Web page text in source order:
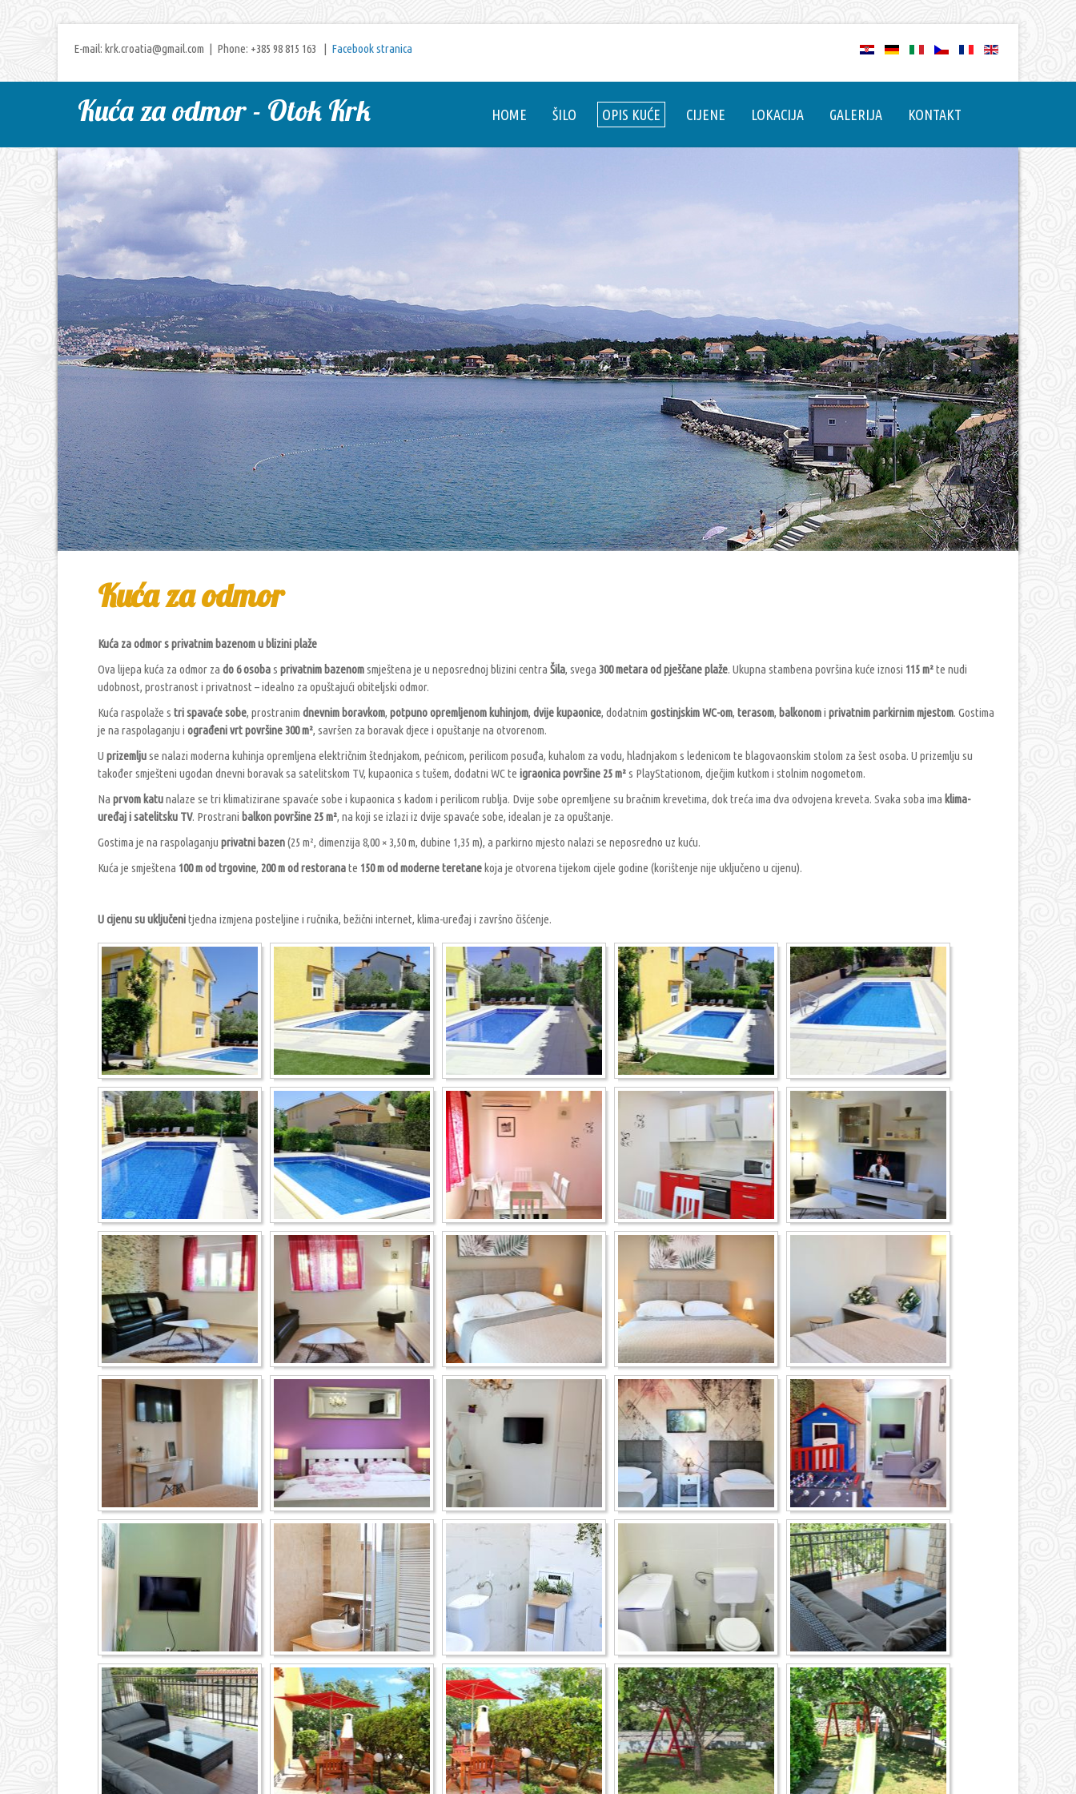
E-mail: krk.croatia@gmail.com | Phone: +385 98 815 163 | Facebook stranica
Kuća za odmor - Otok Krk HOME ŠILO OPIS KUĆE CIJENE LOKACIJA GALERIJA KONTAKT
Kuća za odmor
Kuća za odmor s privatnim bazenom u blizini plaže
Ova lijepa kuća za odmor za do 6 osobas privatnim bazenomsmještena je u neposrednoj blizini centra Šila, svega 300 metara od pješčane plaže. Ukupna stambena površina kuće iznosi 115 m²te nudi
udobnost, prostranost i privatnost – idealno za opuštajući obiteljski odmor.
Kuća raspolaže s tri spavaće sobe, prostranim dnevnim boravkom, potpuno opremljenom kuhinjom, dvije kupaonice, dodatnim gostinjskim WC-om, terasom, balkonomi privatnim parkirnim mjestom. Gostima
je na raspolaganju i ograđeni vrt površine 300 m², savršen za boravak djece i opuštanje na otvorenom.
U prizemljuse nalazi moderna kuhinja opremljena električnim štednjakom, pećnicom, perilicom posuđa, kuhalom za vodu, hladnjakom s ledenicom te blagovaonskim stolom za šest osoba. U prizemlju su
također smješteni ugodan dnevni boravak sa satelitskom TV, kupaonica s tušem, dodatni WC te igraonica površine 25 m²s PlayStationom, dječjim kutkom i stolnim nogometom.
Na prvom katunalaze se tri klimatizirane spavaće sobe i kupaonica s kadom i perilicom rublja. Dvije sobe opremljene su bračnim krevetima, dok treća ima dva odvojena kreveta. Svaka soba ima klima-
uređaj i satelitsku TV. Prostrani balkon površine 25 m², na koji se izlazi iz dvije spavaće sobe, idealan je za opuštanje.
Gostima je na raspolaganju privatni bazen(25 m², dimenzija 8,00 × 3,50 m, dubine 1,35 m), a parkirno mjesto nalazi se neposredno uz kuću.
Kuća je smještena 100 m od trgovine, 200 m od restoranate 150 m od moderne teretane koja je otvorena tijekom cijele godine (korištenje nije uključeno u cijenu).
U cijenu su uključenitjedna izmjena posteljine i ručnika, bežični internet, klima-uređaj i završno čišćenje.